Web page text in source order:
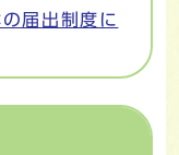
届出制度に